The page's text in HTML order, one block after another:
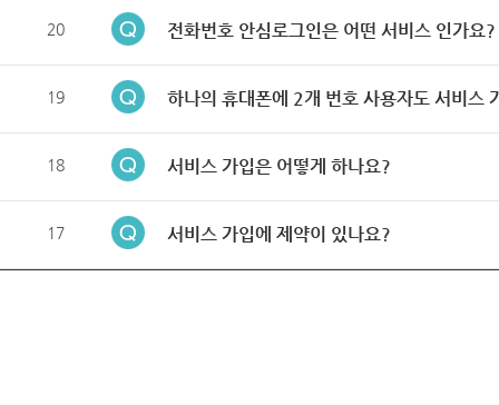
20 전화번호 안심로그인은 어떤 서비스 인가요?
19 하나의 휴대폰에 2개 번호 사용자도 서비스
18 서비스 가입은 어떻게 하나요?
17 서비스 가입에 제약이 있나요?